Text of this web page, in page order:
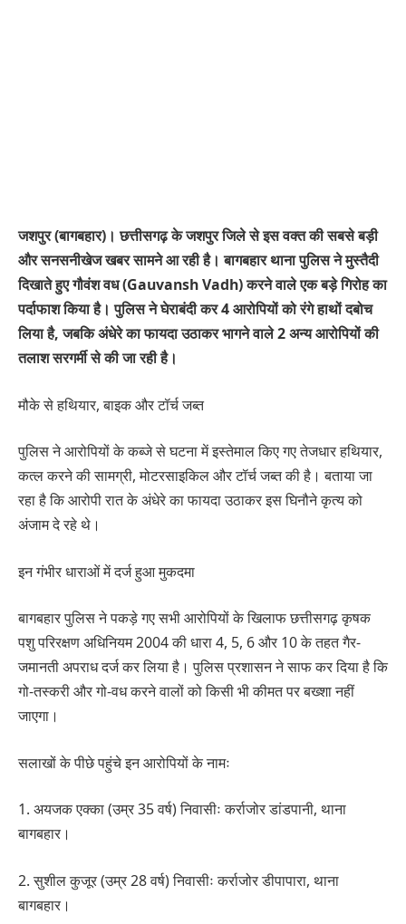
जशपुर (बागबहार)। छत्तीसगढ़ के जशपुर जिले से इस वक्त की सबसे बड़ी
और सनसनीखेज खबर सामने आ रही है। बागबहार थाना पुलिस ने मुस्तैदी
दिखाते हुए गौवंश वध (Gauvansh Vadh) करने वाले एक बड़े गिरोह का
पर्दाफाश किया है। पुलिस ने घेराबंदी कर 4 आरोपियों को रंगे हाथों दबोच
लिया है, जबकि अंधेरे का फायदा उठाकर भागने वाले 2 अन्य आरोपियों की
तलाश सरगर्मी से की जा रही है।
मौके से हथियार, बाइक और टॉर्च जब्त
पुलिस ने आरोपियों के कब्जे से घटना में इस्तेमाल किए गए तेजधार हथियार,
कत्ल करने की सामग्री, मोटरसाइकिल और टॉर्च जब्त की है। बताया जा
रहा है कि आरोपी रात के अंधेरे का फायदा उठाकर इस घिनौने कृत्य को
अंजाम दे रहे थे।
इन गंभीर धाराओं में दर्ज हुआ मुकदमा
बागबहार पुलिस ने पकड़े गए सभी आरोपियों के खिलाफ छत्तीसगढ़ कृषक
पशु परिरक्षण अधिनियम 2004 की धारा 4, 5, 6 और 10 के तहत गैर-
जमानती अपराध दर्ज कर लिया है। पुलिस प्रशासन ने साफ कर दिया है कि
गो-तस्करी और गो-वध करने वालों को किसी भी कीमत पर बख्शा नहीं
जाएगा।
सलाखों के पीछे पहुंचे इन आरोपियों के नामः
1. अयजक एक्का (उम्र 35 वर्ष) निवासीः कर्राजोर डांडपानी, थाना
बागबहार।
2. सुशील कुजूर (उम्र 28 वर्ष) निवासीः कर्राजोर डीपापारा, थाना
बागबहार।